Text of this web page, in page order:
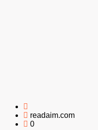
readaim.com
0